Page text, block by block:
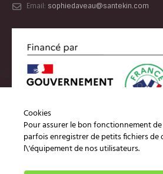
Email: sophiedaveau@santekin.com
Cookies
Pour assurer le bon fonctionnement
parfois enregistrer de petits fichiers de
l\'équipement de nos utilisateurs.